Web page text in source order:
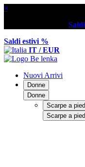
×
Saldi estivi %
IT / EUR
Nuovi Arrivi
Donne
Donne
Scarpe a
Scarpe a